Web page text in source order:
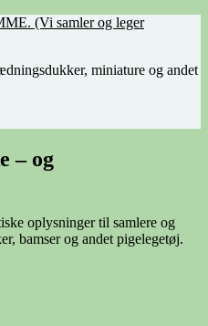
(Vi samler og leger
miniature og andet
– og
oplysninger til samlere og
bamser og andet pigelegetøj.